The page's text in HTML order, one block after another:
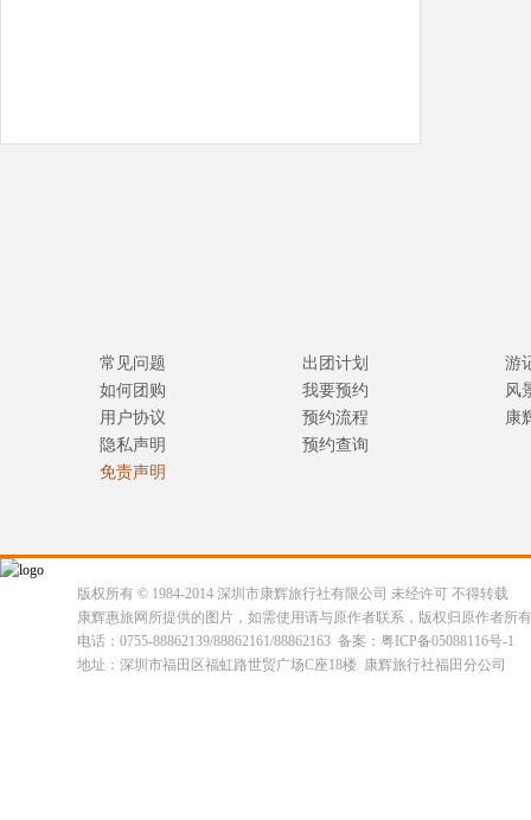
常见问题
如何团购
用户协议
隐私声明
免责声明
出团计划
我要预约
预约流程
预约查询
游
风
康
版权所有 © 1984-2014 深圳市康辉旅行社有限公司 未经许可 不得转载
康辉惠旅网所提供的图片，如需使用请与原作者联系，版权归原作者所
电话：0755-88862139/88862161/88862163 备案：粤ICP备05088116号-1
地址：深圳市福田区福虹路世贸广场C座18楼 康辉旅行社福田分公司